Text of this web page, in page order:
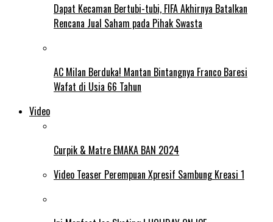
Dapat Kecaman Bertubi-tubi, FIFA Akhirnya Batalkan
Rencana Jual Saham pada Pihak Swasta
AC Milan Berduka! Mantan Bintangnya Franco Baresi
Wafat di Usia 66 Tahun
Video
Curpik & Matre EMAKA BAN 2024
Video Teaser Perempuan Xpresif Sambung Kreasi 1